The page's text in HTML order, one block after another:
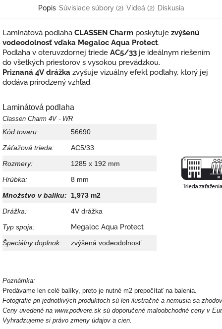
Popis Súvisiace súbory (2) Videá (2) Diskusia
Laminátová podlaha CLASSEN Charm poskytuje zvýšenú
vodeodolnosť vďaka Megaloc Aqua Protect.
Podlaha v oteruvzdornej triede AC5/33 je ideálnym riešením
do všetkých priestorov s vysokou prevádzkou.
Priznaná 4V drážka zvyšuje vizuálny efekt podlahy, ktorý jej
dodáva prirodzený vzhľad.
Laminátová podlaha
Classen Charm 4V - WR
Kód tovaru:
56690
Záťažová trieda:
AC5/33
Rozmery:
1285 x 192 mm
Hrúbka:
8 mm
Množstvo v balíku: 1,973 m2
Drážka:
4V drážka
Typ spoja:
Megaloc Aqua Protect
Špeciálny doplnok:
zvýšená vodeodolnosť
Poznámka:
Predávame len celé balíky, preto je nutné m2 prepočítať na balenia.
Fotografie pri jednotlivých produktoch sú len ilustračné a nemusia sa
Ceny uvedené na www.podvere.sk sú doporučené maloobchodné ceny v
Vyhradzujeme si právo zmeny údajov a cien.